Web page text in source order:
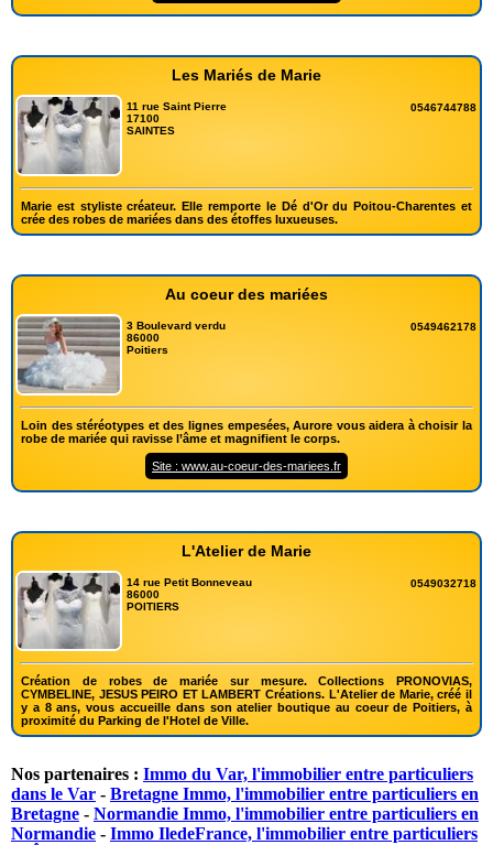
Les Mariés de Marie
11 rue Saint Pierre
17100
SAINTES
0546744788
Marie est styliste créateur. Elle remporte le Dé d'Or du Poitou-Charentes et
crée des robes de mariées dans des étoffes luxueuses.
Au coeur des mariées
3 Boulevard verdu
86000
Poitiers
0549462178
Loin des stéréotypes et des lignes empesées, Aurore vous aidera à choisir la
robe de mariée qui ravisse l’âme et magnifient le corps.
Site : www.au-coeur-des-mariees.fr
L'Atelier de Marie
14 rue Petit Bonneveau
86000
POITIERS
0549032718
Création de robes de mariée sur mesure. Collections PRONOVIAS,
CYMBELINE, JESUS PEIRO ET LAMBERT Créations. L'Atelier de Marie, créé il
y a 8 ans, vous accueille dans son atelier boutique au coeur de Poitiers, à
proximité du Parking de l'Hotel de Ville.
Nos partenaires : Immo du Var, l'immobilier entre particuliers
dans le Var - Bretagne Immo, l'immobilier entre particuliers en
Bretagne - Normandie Immo, l'immobilier entre particuliers en
Normandie - Immo IledeFrance, l'immobilier entre particuliers